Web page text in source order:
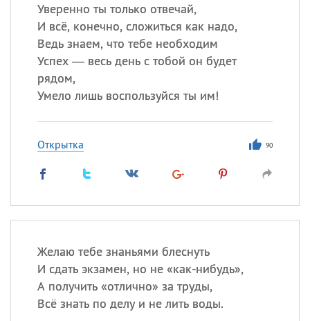
Уверенно ты только отвечай,
И всё, конечно, сложиться как надо,
Ведь знаем, что тебе необходим
Успех — весь день с тобой он будет
рядом,
Умело лишь воспользуйся ты им!
Открытка 90
Желаю тебе знаньями блеснуть
И сдать экзамен, но не «как-нибудь»,
А получить «отлично» за труды,
Всё знать по делу и не лить воды.